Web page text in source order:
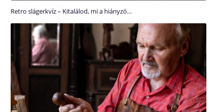
Retro slágerkvíz – Kitalálod, mi a hiányzó…